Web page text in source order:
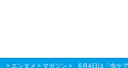
> エンタメ > マガジン > 6月4日は「虫ケ